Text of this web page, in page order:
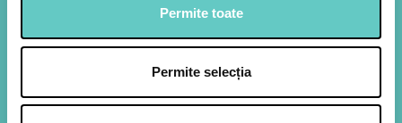
Permite toate
Permite selecția